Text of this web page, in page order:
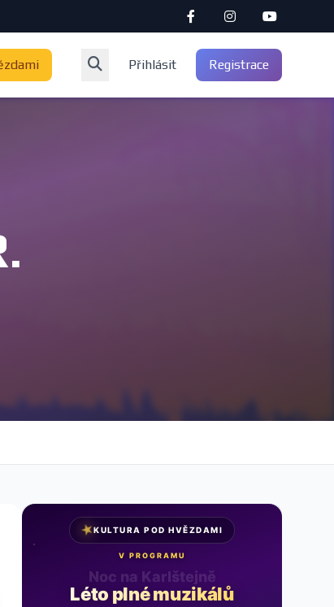
Přihlásit Registrace
★KULTURA POD HVĚZDAMI
V PROGRAMU
Noc na Karlštejně
Léto plné muzikálů